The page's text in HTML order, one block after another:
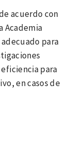
acuerdo con
Academia
para
para
en casos de